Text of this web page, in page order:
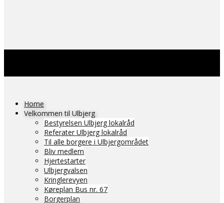
Home
Velkommen til Ulbjerg
Bestyrelsen Ulbjerg lokalråd
Referater Ulbjerg lokalråd
Til alle borgere i Ulbjergområdet
Bliv medlem
Hjertestarter
Ulbjergvalsen
Kringlerevyen
Køreplan Bus nr. 67
Borgerplan